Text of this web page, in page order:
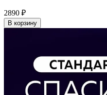
2890 ₽
В корзину